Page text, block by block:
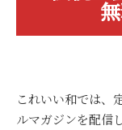
これいい和では、
ルマガジンを配信